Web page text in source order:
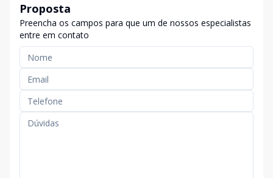
Proposta
Preencha os campos para que um de nossos especialistas
entre em contato